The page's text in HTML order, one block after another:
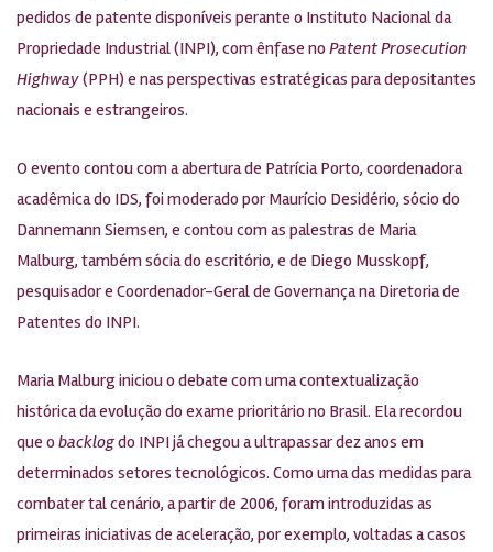
pedidos de patente disponíveis perante o Instituto Nacional da
Propriedade Industrial (INPI), com ênfase noPatent Prosecution
Highway(PPH) e nas perspectivas estratégicas para depositantes
nacionais e estrangeiros.
O evento contou com a abertura de Patrícia Porto, coordenadora
acadêmica do IDS, foi moderado por Maurício Desidério, sócio do
Dannemann Siemsen, e contou com as palestras de Maria
Malburg, também sócia do escritório, e de Diego Musskopf,
pesquisador e Coordenador-Geral de Governança na Diretoria de
Patentes do INPI.
Maria Malburg iniciou o debate com uma contextualização
histórica da evolução do exame prioritário no Brasil. Ela recordou
que obacklogdo INPI já chegou a ultrapassar dez anos em
determinados setores tecnológicos. Como uma das medidas para
combater tal cenário, a partir de 2006, foram introduzidas as
primeiras iniciativas de aceleração, por exemplo, voltadas a casos